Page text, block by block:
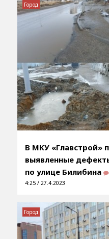
В МКУ «Главстрой»
выявленные
по улице Билибина
4:25 / 27.4.2023
Город
Город